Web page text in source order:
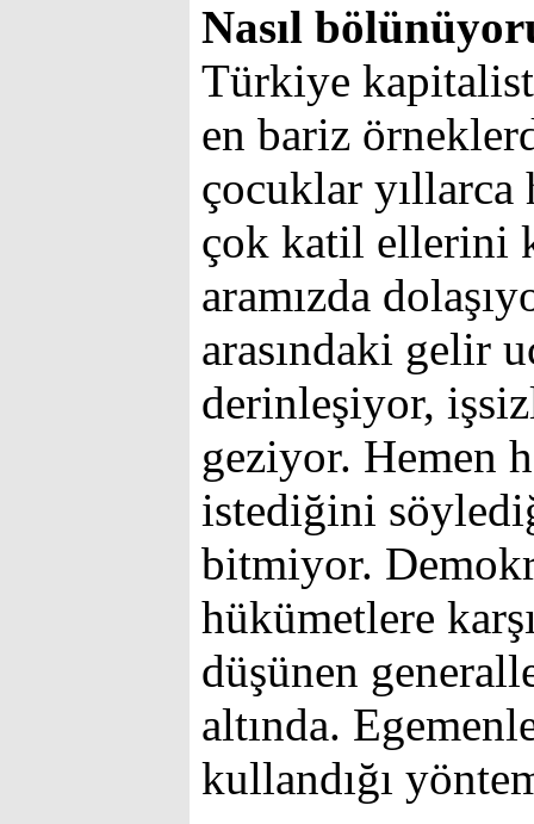
Nasıl
Türkiye
en bariz
çocuklar yıllarca
çok katil ellerini
aramızda
arasındaki gelir
derinleşiyor,
geziyor. Hemen
istediğini
bitmiyor.
hükümetlere
düşünen
altında.
kullandığı